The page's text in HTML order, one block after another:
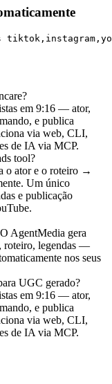
em 9:16 — ator,
e publica
via web, CLI,
de IA via MCP.
tool?
o ator e o roteiro →
Um único
e publicação
AgentMedia gera
roteiro, legendas —
nos seus
UGC gerado?
em 9:16 — ator,
e publica
via web, CLI,
de IA via MCP.